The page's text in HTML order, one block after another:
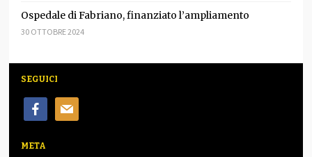
Ospedale di Fabriano, finanziato l’ampliamento
30 OTTOBRE 2024
SEGUICI
facebookmail
META